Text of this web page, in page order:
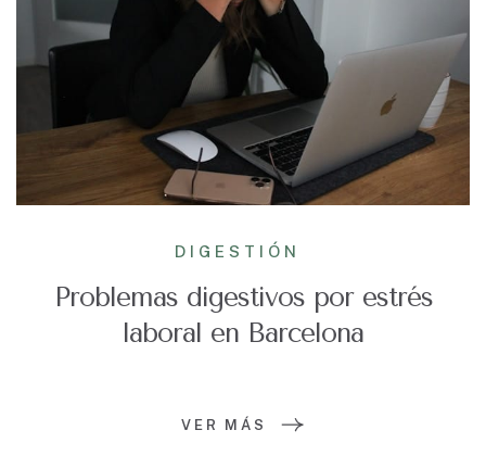
DIGESTIÓN
Problemas digestivos por estrés
laboral en Barcelona
VER MÁS